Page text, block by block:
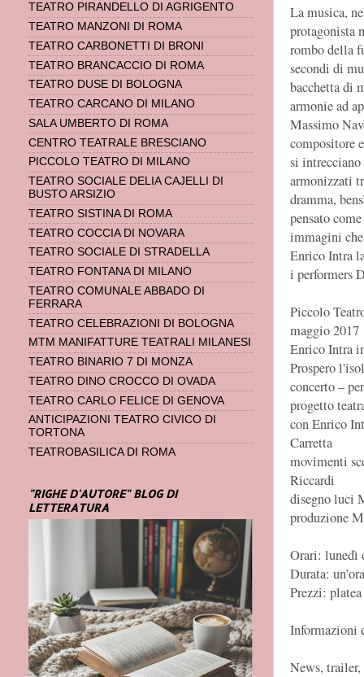
La musica,
protagonista
rombo della
secondi di
bacchetta di
armonie ad
Massimo
compositore
si intrecciano
armonizzati
dramma,
pensato
immagini
Enrico Intra
i performers
Piccolo
maggio 2017
Enrico Intra
Prospero
concerto –
progetto
con Enrico
Carretta
movimenti
Riccardi
disegno luci
produzione
Orari: lunedì
Durata:
Prezzi:
Informazioni
News,
TEATRO PIRANDELLO DI AGRIGENTO
TEATRO MANZONI DI ROMA
TEATRO CARBONETTI DI BRONI
TEATRO BRANCACCIO DI ROMA
TEATRO DUSE DI BOLOGNA
TEATRO CARCANO DI MILANO
SALA UMBERTO DI ROMA
CENTRO TEATRALE BRESCIANO
PICCOLO TEATRO DI MILANO
TEATRO SOCIALE DELIA CAJELLI DI
BUSTO ARSIZIO
TEATRO SISTINA DI ROMA
TEATRO COCCIA DI NOVARA
TEATRO SOCIALE DI STRADELLA
TEATRO FONTANA DI MILANO
TEATRO COMUNALE ABBADO DI
FERRARA
TEATRO CELEBRAZIONI DI BOLOGNA
MTM MANIFATTURE TEATRALI MILANESI
TEATRO BINARIO 7 DI MONZA
TEATRO DINO CROCCO DI OVADA
TEATRO CARLO FELICE DI GENOVA
ANTICIPAZIONI TEATRO CIVICO DI
TORTONA
TEATROBASILICA DI ROMA
"RIGHE D'AUTORE" BLOG DI
LETTERATURA